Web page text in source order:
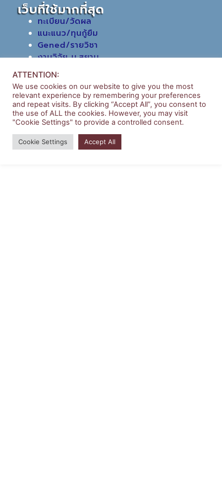
เว็บที่ใช้มากที่สุด
ทะเบียน/วัดผล
แนะแนว/ทุนกู้ยืม
Gened/รายวิชา
งานวิจัย ม.สยาม
หอสมุดกลาง
Copyright © 2026 | บริหารธุรกิจ มหาวิทยาลัยสยาม
Powered bySiam University
ATTENTION:
We use cookies on our website to give you the most
relevant experience by remembering your preferences
and repeat visits. By clicking “Accept All”, you consent to
the use of ALL the cookies. However, you may visit
"Cookie Settings" to provide a controlled consent.
Cookie Settings Accept All